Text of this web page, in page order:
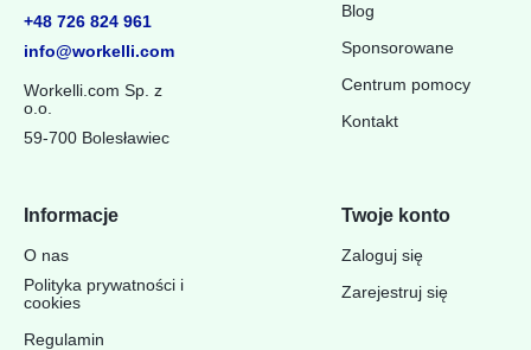
+48 726 824 961
info@workelli.com
Workelli.com Sp. z
o.o.
59-700 Bolesławiec
Blog
Sponsorowane
Centrum pomocy
Kontakt
Informacje
O nas
Polityka prywatności i
cookies
Regulamin
Twoje konto
Zaloguj się
Zarejestruj się